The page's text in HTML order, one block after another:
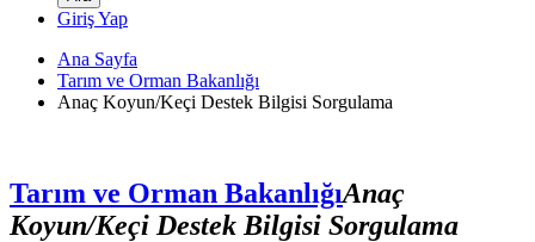
Giriş Yap
Ana Sayfa
Tarım ve Orman Bakanlığı
Anaç Koyun/Keçi Destek Bilgisi Sorgulama
Tarım ve Orman BakanlığıAnaç
Koyun/Keçi Destek Bilgisi Sorgulama